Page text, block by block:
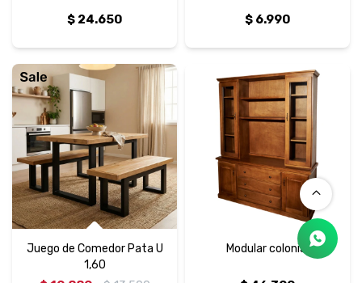
$ 24.650 $ 6.990
Juego de Comedor Pata U
1,60
Modular colonial